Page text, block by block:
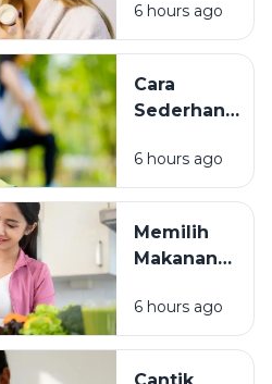
Merawat
Kecantikan:
Harus
Mahal
Terlihat
Sehat
6 hours ago
Cara
Sederhana
Tubuh
Tetap
Kebiasaan
Kecil yang
Besar
6 hours ago
Memilih
Makanan
untuk
Tubuh:
6 hours ago